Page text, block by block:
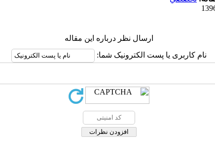
ارسال نظر درباره این مقاله
نام کاربری یا پست الکترونیک شما: